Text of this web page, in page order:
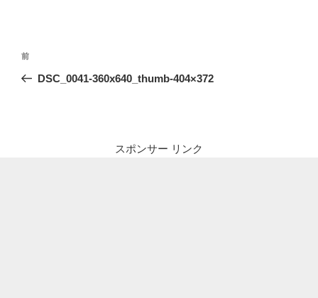
投
前
の
前
DSC_0041-360x640_thumb-404×372
スポンサー リンク